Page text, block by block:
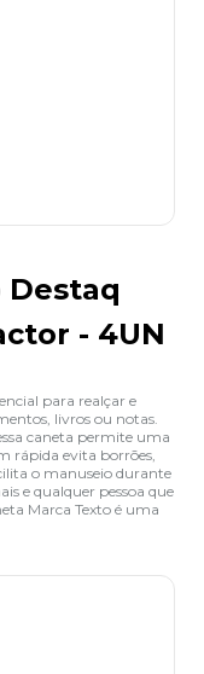
Destaq
- 4UN
para realçar e
livros ou notas.
caneta permite uma
rápida evita borrões,
o manuseio durante
e qualquer pessoa que
Marca Texto é uma